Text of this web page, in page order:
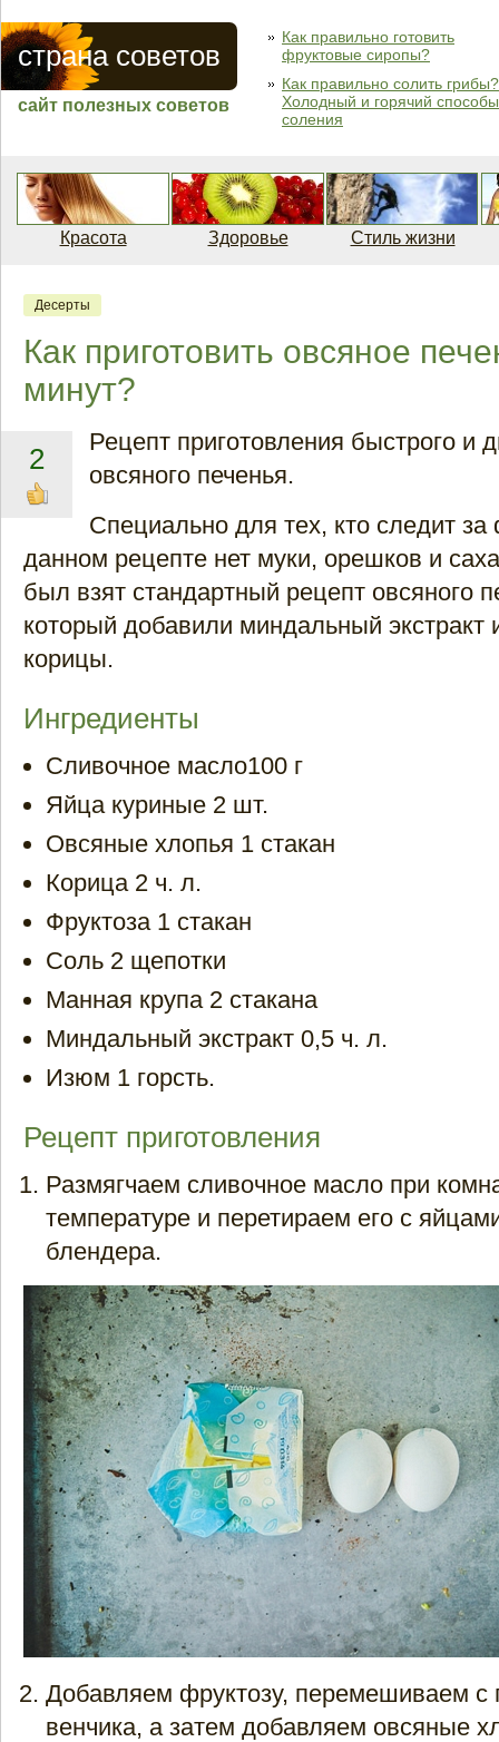
страна советов
сайт полезных советов
Как правильно готовить
фруктовые сиропы?
Как правильно солить грибы?
Холодный и горячий способы
соления
Красота Здоровье Стиль жизни
Десерты
Как приготовить овсяное
минут?
2
Рецепт приготовления быстрого и
овсяного печенья.
Специально для тех, кто следит за
данном рецепте нет муки, орешков и
был взят стандартный рецепт овсяного
который добавили миндальный экстракт
корицы.
Ингредиенты
Сливочное масло100 г
Яйца куриные 2 шт.
Овсяные хлопья 1 стакан
Корица 2 ч. л.
Фруктоза 1 стакан
Соль 2 щепотки
Манная крупа 2 стакана
Миндальный экстракт 0,5 ч. л.
Изюм 1 горсть.
Рецепт приготовления
Размягчаем сливочное масло при
температуре и перетираем его с
блендера.
Добавляем фруктозу, перемешиваем
венчика, а затем добавляем овсяные